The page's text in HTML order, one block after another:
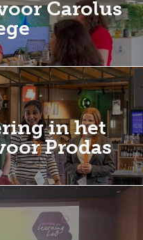
Carolus
in het
Prodas